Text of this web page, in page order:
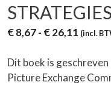
€8,67- €26,11
tot
€
(incl.
Dit boek is
Picture Exchange